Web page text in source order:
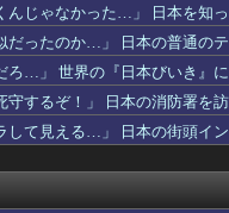
更新の可能性「やばい！」 チ
瞬間の防犯カメラが公開され
て始まる♥
いてまだ自分を健常者だと思
たらｗｗｗｗｗｗｗｗｗ
い問題がこれｗｗｗｗ
モード’
ンスかわええ！！！【乃木坂
るとｗｗｗ
んじゃなかった…」 日本を知
だったのか…」 日本の普通の
ろ…」 世界の『日本びいき』
守するぞ！」 日本の消防署を
して見える…」 日本の街頭イ